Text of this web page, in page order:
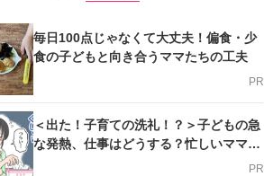
毎日100点じゃなくて大丈夫！偏食・少
食の子どもと向き合うママたちの工夫
PR
＜出た！子育ての洗礼！？＞子どもの急
な発熱、仕事はどうする？忙しいママを
PR